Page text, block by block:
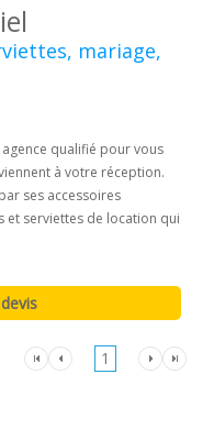
mariage,
qualifié pour vous
à votre réception.
ses accessoires
et serviettes de location qui
1